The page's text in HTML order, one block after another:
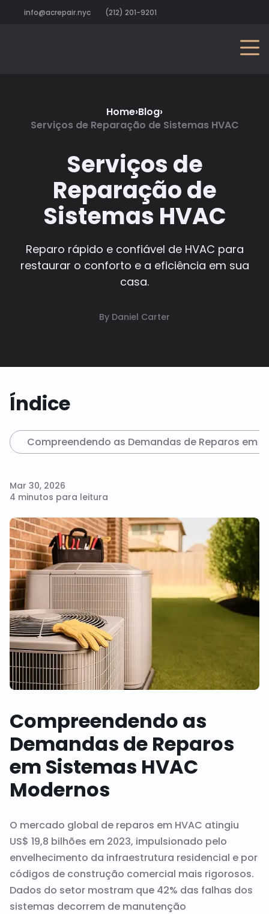
info@acrepair.nyc (212) 201-9201
Home›Blog›
Serviços de Reparação de Sistemas HVAC
Serviços de
Reparação de
Sistemas HVAC
Reparo rápido e confiável de HVAC para
restaurar o conforto e a eficiência em sua
casa.
By Daniel Carter
Índice
Compreendendo as Demandas de Reparos em
Mar 30, 2026
4 minutos para leitura
Compreendendo as
Demandas de Reparos
em Sistemas HVAC
Modernos
O mercado global de reparos em HVAC atingiu
US$ 19,8 bilhões em 2023, impulsionado pelo
envelhecimento da infraestrutura residencial e por
códigos de construção comercial mais rigorosos.
Dados do setor mostram que 42% das falhas dos
sistemas decorrem de manutenção